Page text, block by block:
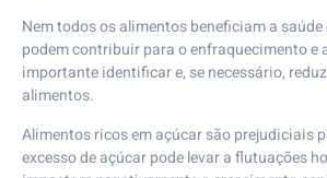
Nem todos os alimentos beneficiam a
podem contribuir para o enfraquecimento e
importante identificar e, se necessário,
alimentos.
Alimentos ricos em açúcar são prejudiciais
excesso de açúcar pode levar a flutuações